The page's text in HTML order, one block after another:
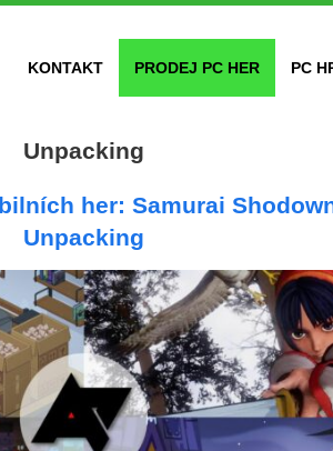
KONTAKT PRODEJ PC HER PC
Unpacking
her: Samurai
Unpacking